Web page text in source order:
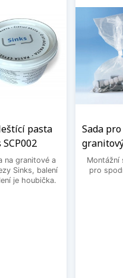
pasta
na granitové a
Sinks, balení
je houbička.
Sada
Montážní
pro